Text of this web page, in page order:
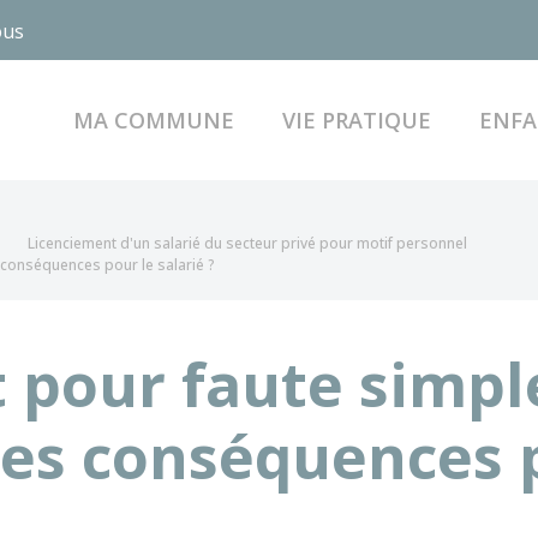
MA COMMUNE VIE PRATIQUE
Licenciement d'un salarié du secteur privé pour motif personnel
pour le salarié ?
pour faute
conséquences